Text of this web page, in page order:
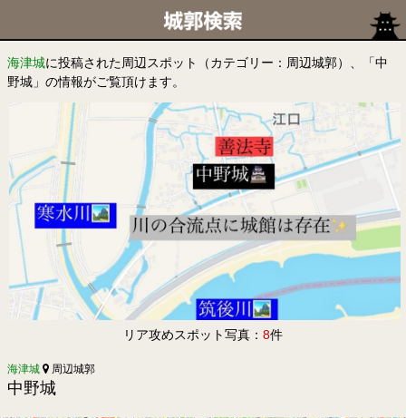
海津城に投稿された周辺スポット（カテゴリー：周辺城郭）、「中
野城」の情報がご覧頂けます。
リア攻めスポット写真： 8件
海津城 周辺城郭
中野城